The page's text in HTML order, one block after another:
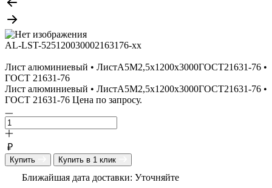
AL-LST-525120030002163176-xx
Лист алюминиевый • ЛистА5М2,5х1200х3000ГОСТ21631-76 •
ГОСТ 21631-76
Лист алюминиевый • ЛистА5М2,5х1200х3000ГОСТ21631-76 •
ГОСТ 21631-76 Цена по запросу.
₽
Купить Купить в 1 клик
Ближайшая дата доставки: Уточняйте